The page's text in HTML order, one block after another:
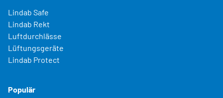
Lindab Safe
Lindab Rekt
Luftdurchlässe
Lüftungsgeräte
Lindab Protect
Populär